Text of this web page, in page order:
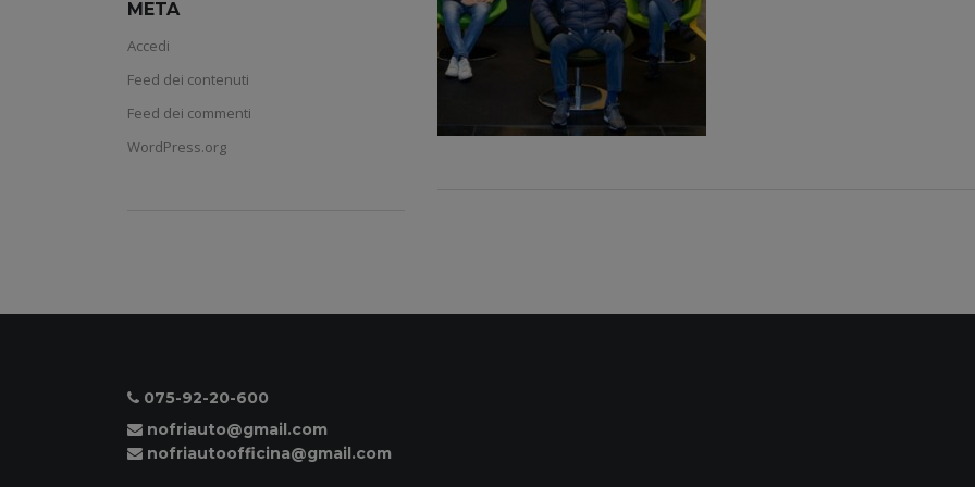
META
Accedi
Feed dei contenuti
Feed dei commenti
WordPress.org
075-92-20-600
nofriauto@gmail.com
nofriautoofficina@gmail.com